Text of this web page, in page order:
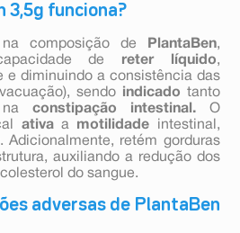
3,5g funciona?
composição de PlantaBen,
de reter líquido,
e diminuindo a consistência das
sendo indicado tanto
constipação intestinal.O
ativaa motilidade intestinal,
Adicionalmente, retém gorduras
auxiliando a redução dos
do sangue.
adversas de PlantaBen